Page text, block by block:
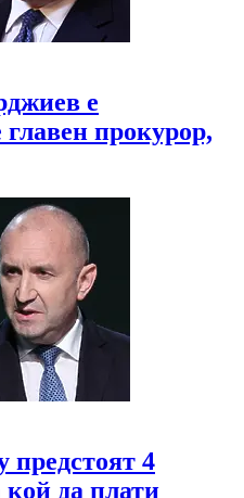
е
прокурор,
предстоят 4
да плати